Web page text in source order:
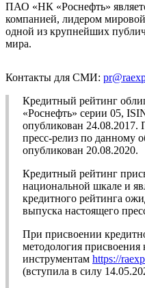
ПАО «НК «Роснефть»
компанией, лидером
одной из крупнейших
мира.
Контакты для СМИ:
Кредитный рейтинг
«Роснефть» серии 05,
опубликован
пресс-релиз по данному
опубликован 20.08.2020.
Кредитный рейтинг
национальной шкале и
кредитного рейтинга
выпуска настоящего
При присвоении
методология
инструментам https://
(вступила в силу